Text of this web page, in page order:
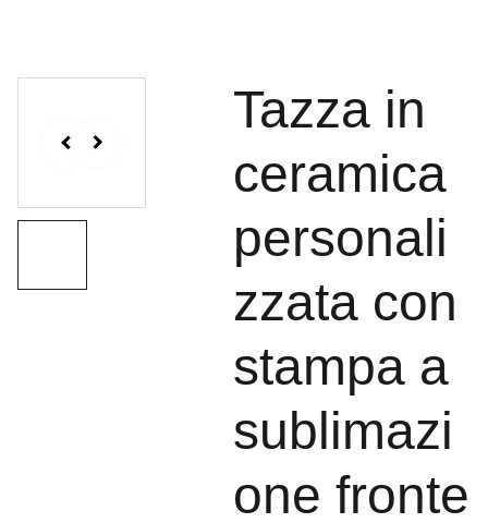
Tazza in
ceramica
personali
zzata con
stampa a
sublimazi
one fronte